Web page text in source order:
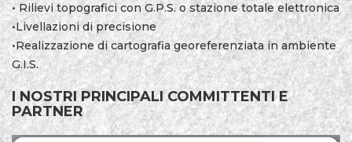
• Rilievi topografici con G.P.S. o stazione totale elettronica
•Livellazioni di precisione
•Realizzazione di cartografia georeferenziata in ambiente
G.I.S.
I NOSTRI PRINCIPALI COMMITTENTI E
PARTNER